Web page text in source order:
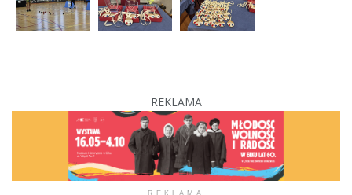
REKLAMA